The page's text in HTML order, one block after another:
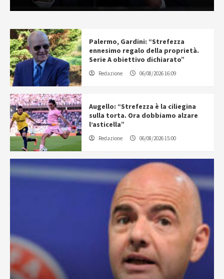
Palermo, Gardini: “Strefezza
ennesimo regalo della proprietà.
Serie A obiettivo dichiarato”
Redazione 06/08/2026 16:09
Augello: “Strefezza è la ciliegina
sulla torta. Ora dobbiamo alzare
l’asticella”
Redazione 06/08/2026 15:00